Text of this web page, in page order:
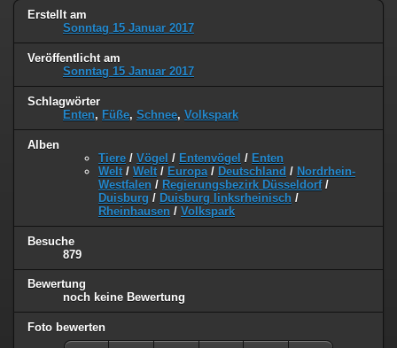
Erstellt am
Sonntag 15 Januar 2017
Veröffentlicht am
Sonntag 15 Januar 2017
Schlagwörter
Enten, Füße, Schnee, Volkspark
Alben
Tiere / Vögel / Entenvögel / Enten
Welt / Welt / Europa / Deutschland / Nordrhein-
Westfalen / Regierungsbezirk Düsseldorf/
Duisburg / Duisburg linksrheinisch /
Rheinhausen / Volkspark
Besuche
879
Bewertung
noch keine Bewertung
Foto bewerten